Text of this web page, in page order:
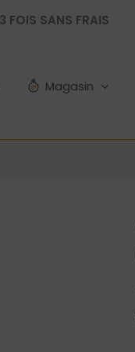
SANS FRAIS
Magasin